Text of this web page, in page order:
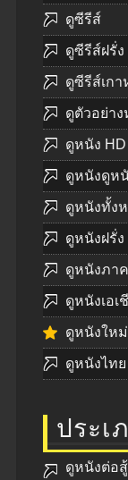
ดูซีรีส์
ดูซีรีส์ฝรั่ง
ดูซีรีส์เกา
ดูตัวอย่าง
ดูหนัง HD
ดูหนังดูห
ดูหนังทั้ง
ดูหนังฝรั่ง
ดูหนังภา
ดูหนังเอเ
ดูหนังใหม่
ดูหนังไทย
ประเ
ดูหนังต่อสู้